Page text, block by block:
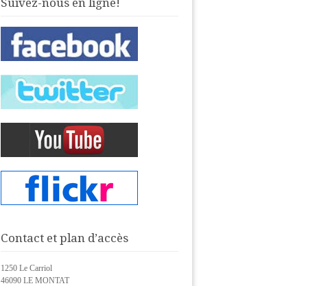
Suivez-nous en ligne!
Contact et plan d’accès
1250 Le Carriol
46090 LE MONTAT